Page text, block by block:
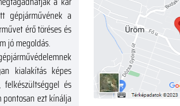
gépjárművének a
érő töréses és
jó megoldás.
kialakítás képes
és
pontosan ezt kínálja